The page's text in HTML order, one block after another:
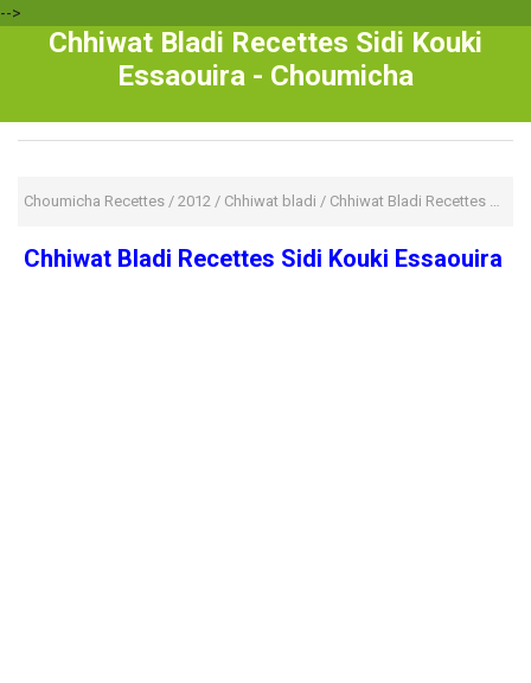
-->
Chhiwat Bladi Recettes Sidi Kouki
Essaouira - Choumicha
Choumicha Recettes / 2012 / Chhiwat bladi / Chhiwat Bladi Recettes Sidi Kouki Essaouira
Chhiwat Bladi Recettes Sidi Kouki Essaouira